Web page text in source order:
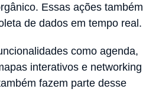
Essas ações também
de dados em tempo real.
como agenda,
interativos e networking
fazem parte desse